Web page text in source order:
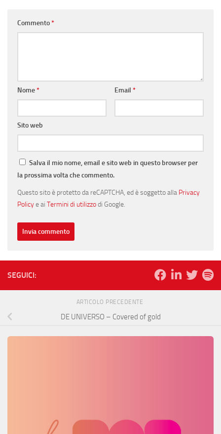
Commento*
Nome* Email *
Sito web
Salva il mio nome, email e sito web in questo browser per
la prossima volta che commento.
Questo sito è protetto da reCAPTCHA, ed è soggetto alla Privacy
Policye ai Termini di utilizzodi Google.
SEGUICI:
ARTICOLO PRECEDENTE
DE UNIVERSO – Covered of gold